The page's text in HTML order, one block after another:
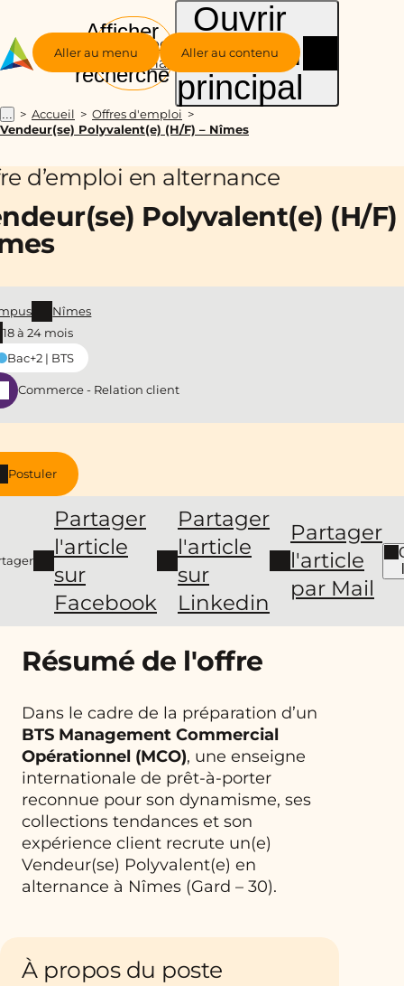
Aller au menu Aller au contenu
Groupe
Alternance
Afficher
la
recherche
Ouvrir
le menu
principal
... Accueil
Offres d'emploi
Vendeur(se) Polyvalent(e) (H/F) – Nîmes
d’emploi en alternance
Polyvalent(e) (H/F)
Postuler
Partager
l'article
sur
Facebook
Partager
l'article
sur
Linkedin
Partager
l'article
par Mail
Nîmes
18 à 24 mois
Bac+2 | BTS
Commerce - Relation client
Résumé de l'offre
Dans le cadre de la préparation d’un
BTS Management Commercial
Opérationnel (MCO), une enseigne
internationale de prêt-à-porter
reconnue pour son dynamisme, ses
collections tendances et son
expérience client recrute un(e)
Vendeur(se) Polyvalent(e) en
alternance à Nîmes (Gard – 30).
À propos du poste